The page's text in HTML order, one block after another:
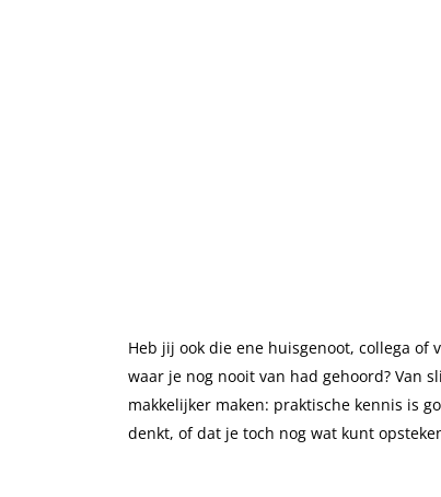
Heb jij ook die ene huisgenoot, collega
waar je nog nooit van had gehoord? Van
makkelijker maken: praktische kennis is
denkt, of dat je toch nog wat kunt